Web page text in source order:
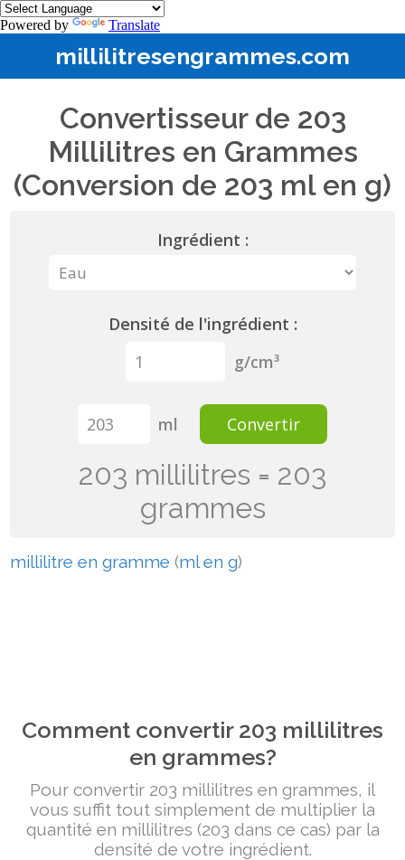
Powered by Translate
millilitresengrammes.com
Convertisseur de 203
Millilitres en Grammes
(Conversion de 203 ml en g)
Ingrédient :
Densité de l'ingrédient :
g/cm³
ml Convertir
203 millilitres = 203
grammes
millilitre en gramme (ml en g)
Comment convertir 203 millilitres
en grammes?
Pour convertir 203 millilitres en grammes, il
vous suffit tout simplement de multiplier la
quantité en millilitres (203 dans ce cas) par la
densité de votre ingrédient.